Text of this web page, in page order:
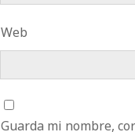
Web
Guarda mi nombre,